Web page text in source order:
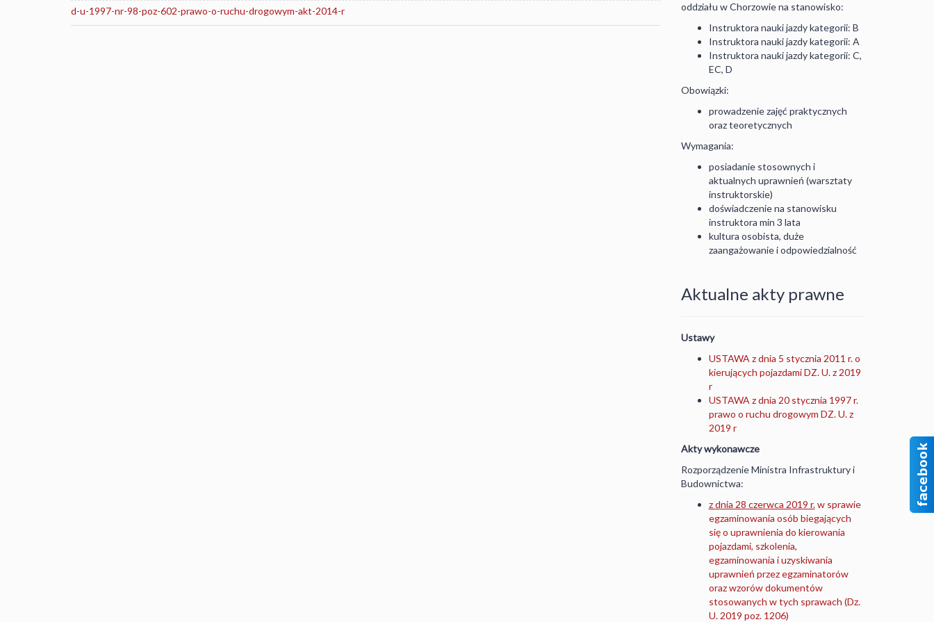
d-u-1997-nr-98-poz-602-prawo-o-ruchu-drogowym-akt-2014-r
oddziału w Chorzowie na stanowisko:
Instruktora nauki jazdy kategorii: B
Instruktora nauki jazdy kategorii: A
Instruktora nauki jazdy kategorii: C,
EC, D
Obowiązki:
prowadzenie zajęć praktycznych
oraz teoretycznych
Wymagania:
posiadanie stosownych i
aktualnych uprawnień (warsztaty
instruktorskie)
doświadczenie na stanowisku
instruktora min 3 lata
kultura osobista, duże
zaangażowanie i odpowiedzialność
Aktualne akty prawne
Ustawy
USTAWA z dnia 5 stycznia 2011 r. o
kierujących pojazdami DZ. U. z 2019
r
USTAWA z dnia 20 stycznia 1997 r.
prawo o ruchu drogowym DZ. U. z
2019 r
Akty wykonawcze
Rozporządzenie Ministra Infrastruktury i
Budownictwa:
z dnia 28 czerwca 2019 r.w sprawie
egzaminowania osób biegających
się o uprawnienia do kierowania
pojazdami, szkolenia,
egzaminowania i uzyskiwania
uprawnień przez egzaminatorów
oraz wzorów dokumentów
stosowanych w tych sprawach (Dz.
U. 2019 poz. 1206)